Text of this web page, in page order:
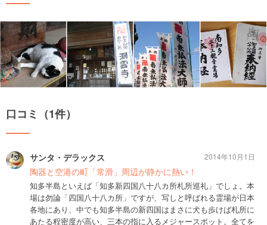
口コミ（1件）
サンタ・デラックス
陶器と空港の町「常滑」周辺が静かに熱い！
知多半島といえば「知多新四国八十八カ所札所巡礼」でしょ。本
場は勿論「四国八十八カ所」ですが、写しと呼ばれる霊場が日本
各地にあり、中でも知多半島の新四国はまさに犬も歩けば札所に
あたる程密度が高い、三本の指に入るメジャースポット。全てを
2014年10月1日